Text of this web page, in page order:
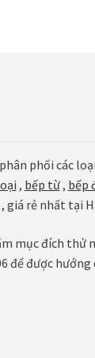
phối các loại
, bếp từ, bếp
giá rẻ nhất tại
mục đích thử
để được hướng